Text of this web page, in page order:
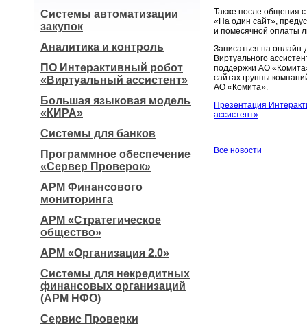
Системы автоматизации
закупок
Аналитика и контроль
ПО Интерактивный робот
«Виртуальный ассистент»
Большая языковая модель
«КИРА»
Системы для банков
Программное обеспечение
«Сервер Проверок»
АРМ Финансового
мониторинга
АРМ «Стратегическое
общество»
АРМ «Организация 2.0»
Системы для некредитных
финансовых организаций
(АРМ НФО)
Сервис Проверки
Также после общения
«На один сайт»,
и помесячной оплаты
Записаться на
Виртуального
поддержки АО
сайтах группы
АО «Комита».
Презентация
ассистент»
Все новости